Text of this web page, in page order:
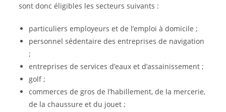
sont donc éligibles les secteurs suivants :
particuliers employeurs et de l’emploi à domicile ;
personnel sédentaire des entreprises de navigation
;
entreprises de services d’eaux et d’assainissement ;
golf ;
commerces de gros de l’habillement, de la mercerie,
de la chaussure et du jouet ;